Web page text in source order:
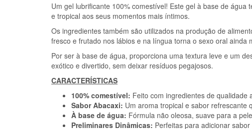
Um gel lubrificante 100% comestível! Este gel à base de
e tropical aos seus momentos mais íntimos.
Os ingredientes também são utilizados na produção de
fresco e frutado nos lábios e na língua torna o sexo oral
Por ser à base de água, proporciona uma textura leve e um
exótico e divertido, sem deixar resíduos pegajosos.
CARACTERÍSTICAS
100% comestível: Feito com ingredientes de qualidade
Sabor Abacaxi: Um aroma tropical e sabor refrescante
À base de água: Fórmula não oleosa, suave para a
Preliminares Dinâmicas: Perfeitas para adicionar